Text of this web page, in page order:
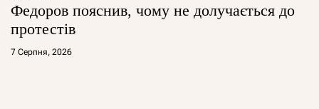
Федоров пояснив, чому не долучається до
протестів
7 Серпня, 2026